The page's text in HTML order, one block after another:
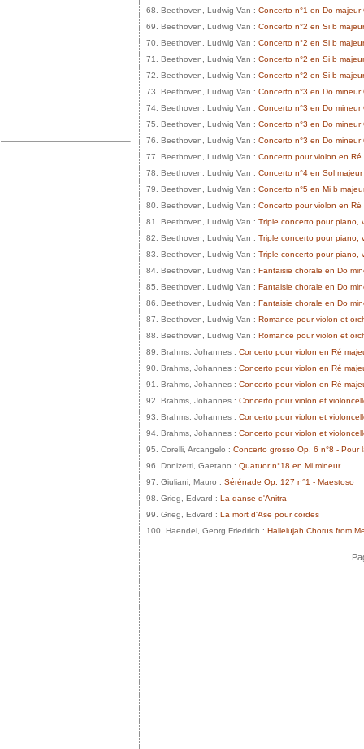
68. Beethoven, Ludwig Van : Concerto n°1 en Do
69. Beethoven, Ludwig Van : Concerto n°2 en Si b
70. Beethoven, Ludwig Van : Concerto n°2 en Si b
71. Beethoven, Ludwig Van : Concerto n°2 en Si b
72. Beethoven, Ludwig Van : Concerto n°2 en Si b
73. Beethoven, Ludwig Van : Concerto n°3 en Do
74. Beethoven, Ludwig Van : Concerto n°3 en Do
75. Beethoven, Ludwig Van : Concerto n°3 en Do
76. Beethoven, Ludwig Van : Concerto n°3 en Do
77. Beethoven, Ludwig Van : Concerto pour violon en
78. Beethoven, Ludwig Van : Concerto n°4 en Sol
79. Beethoven, Ludwig Van : Concerto n°5 en Mi b
80. Beethoven, Ludwig Van : Concerto pour violon en
81. Beethoven, Ludwig Van : Triple concerto pour piano,
82. Beethoven, Ludwig Van : Triple concerto pour piano,
83. Beethoven, Ludwig Van : Triple concerto pour piano,
84. Beethoven, Ludwig Van : Fantaisie chorale en Do
85. Beethoven, Ludwig Van : Fantaisie chorale en Do
86. Beethoven, Ludwig Van : Fantaisie chorale en Do
87. Beethoven, Ludwig Van : Romance pour violon et
88. Beethoven, Ludwig Van : Romance pour violon et
89. Brahms, Johannes : Concerto pour violon en Ré
90. Brahms, Johannes : Concerto pour violon en Ré
91. Brahms, Johannes : Concerto pour violon en Ré
92. Brahms, Johannes : Concerto pour violon et
93. Brahms, Johannes : Concerto pour violon et
94. Brahms, Johannes : Concerto pour violon et
95. Corelli, Arcangelo : Concerto grosso Op. 6 n°8 - Pour
96. Donizetti, Gaetano : Quatuor n°18 en Mi mineur
97. Giuliani, Mauro : Sérénade Op. 127 n°1 - Maestoso
98. Grieg, Edvard : La danse d'Anitra
99. Grieg, Edvard : La mort d'Ase pour cordes
100. Haendel, Georg Friedrich : Hallelujah Chorus from